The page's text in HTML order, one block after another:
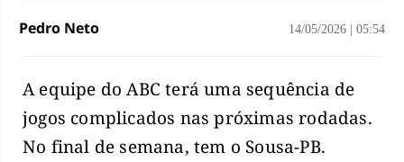
Pedro Neto 14/05/2026 05:54
A equipe do ABC terá uma sequência de
jogos complicados nas próximas rodadas.
No final de semana, tem o Sousa-PB.